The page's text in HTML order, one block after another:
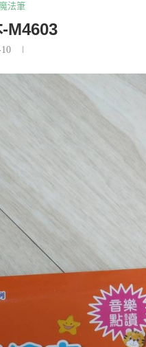
法筆
M4603